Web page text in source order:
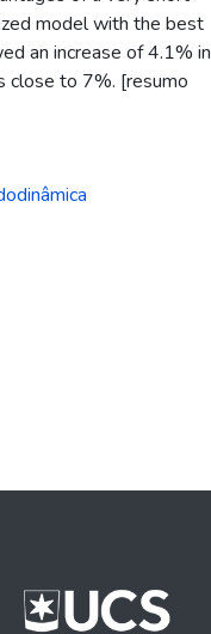
model with the best
an increase of 4.1% in
close to 7%. [resumo